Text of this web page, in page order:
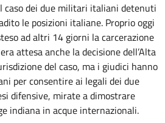
caso dei due militari italiani detenuti
le posizioni italiane. Proprio oggi
ad altri 14 giorni la carcerazione
attesa anche la decisione dell’Alta
del caso, ma i giudici hanno
per consentire ai legali dei due
difensive, mirate a dimostrare
indiana in acque internazionali.